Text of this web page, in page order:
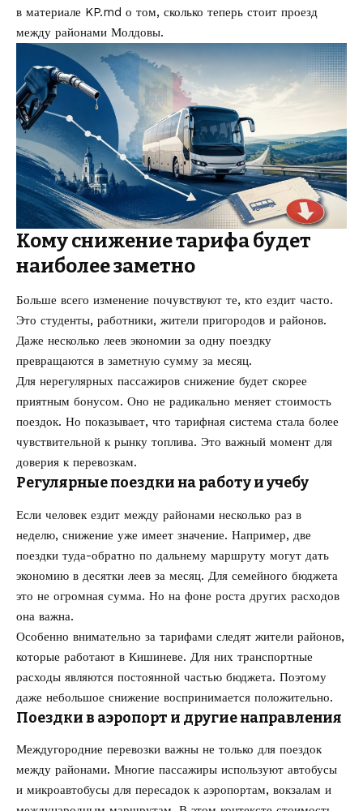
в материале KP.md о том, сколько теперь стоит проезд
между районами Молдовы.
Кому снижение тарифа будет
наиболее заметно
Больше всего изменение почувствуют те, кто ездит часто.
Это студенты, работники, жители пригородов и районов.
Даже несколько леев экономии за одну поездку
превращаются в заметную сумму за месяц.
Для нерегулярных пассажиров снижение будет скорее
приятным бонусом. Оно не радикально меняет стоимость
поездок. Но показывает, что тарифная система стала более
чувствительной к рынку топлива. Это важный момент для
доверия к перевозкам.
Регулярные поездки на работу и учебу
Если человек ездит между районами несколько раз в
неделю, снижение уже имеет значение. Например, две
поездки туда-обратно по дальнему маршруту могут дать
экономию в десятки леев за месяц. Для семейного бюджета
это не огромная сумма. Но на фоне роста других расходов
она важна.
Особенно внимательно за тарифами следят жители районов,
которые работают в Кишиневе. Для них транспортные
расходы являются постоянной частью бюджета. Поэтому
даже небольшое снижение воспринимается положительно.
Поездки в аэропорт и другие направления
Междугородние перевозки важны не только для поездок
между районами. Многие пассажиры используют автобусы
и микроавтобусы для пересадок к аэропортам, вокзалам и